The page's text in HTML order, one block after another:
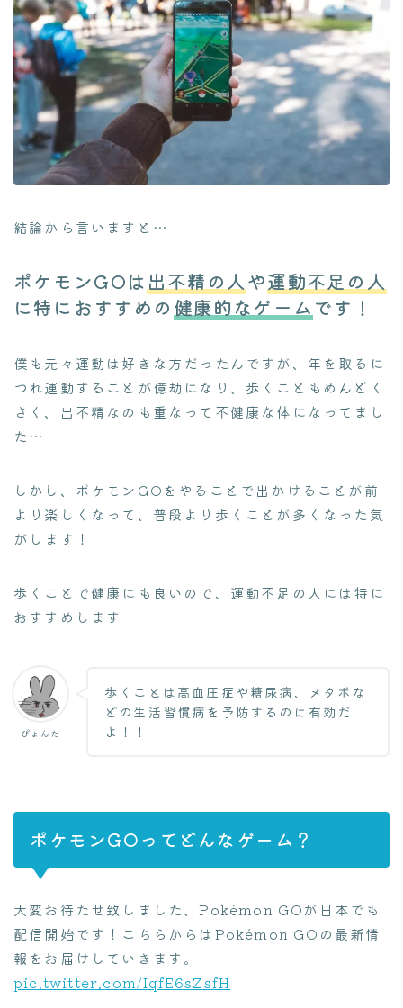
結論から言いますと…
ポケモンGOは 出不精の人や運動不足の人
に特におすすめの 健康的なゲーム です！
僕も元々運動は好きな方だったんですが、年を取るに
つれ運動することが億劫になり、歩くこともめんどく
さく、出不精なのも重なって不健康な体になってまし
た…
しかし、ポケモンGOをやることで出かけることが前
より楽しくなって、普段より歩くことが多くなった気
がします！
歩くことで健康にも良いので、運動不足の人には特に
おすすめします
ぴょんた
歩くことは高血圧症や糖尿病、メタボな
どの生活習慣病を予防するのに有効だ
よ！！
ポケモンGOってどんなゲーム？
大変お待たせ致しました、Pokémon GOが日本でも
配信開始です！こちらからはPokémon GOの最新情
報をお届けしていきます。
pic.twitter.com/IqfE6sZsfH